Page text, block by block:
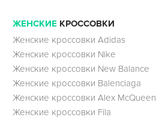
ЖЕНСКИЕ КРОССОВКИ
Женские кроссовки Adidas
Женские кроссовки Nike
Женские кроссовки New Balance
Женские кроссовки Balenciaga
Женские кроссовки Alex McQueen
Женские кроссовки Fila